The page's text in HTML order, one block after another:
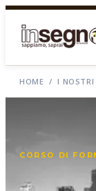
HOME / I NOSTRI
CORSO DI